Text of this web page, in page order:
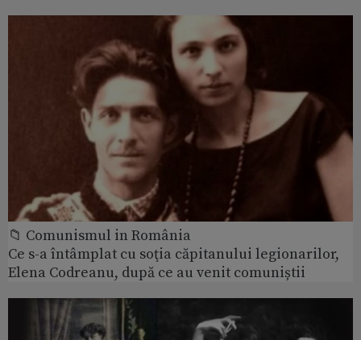
📁 Comunismul in România
Ce s-a întâmplat cu soţia căpitanului legionarilor,
Elena Codreanu, după ce au venit comuniștii